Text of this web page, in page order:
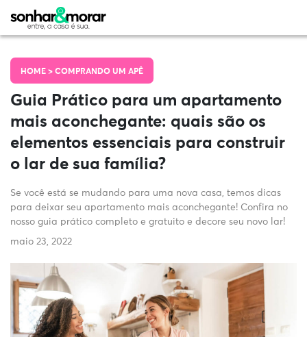
HOME > COMPRANDO UM APÊ
Guia Prático para um apartamento
mais aconchegante: quais são os
elementos essenciais para construir
o lar de sua família?
Se você está se mudando para uma nova casa, temos dicas
para deixar seu apartamento mais aconchegante! Confira no
nosso guia prático completo e gratuito e decore seu novo lar!
maio 23, 2022